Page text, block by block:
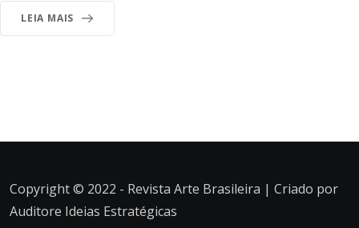
LEIA MAIS
Copyright © 2022 - Revista Arte Brasileira | Criado por
Auditore Ideias Estratégicas